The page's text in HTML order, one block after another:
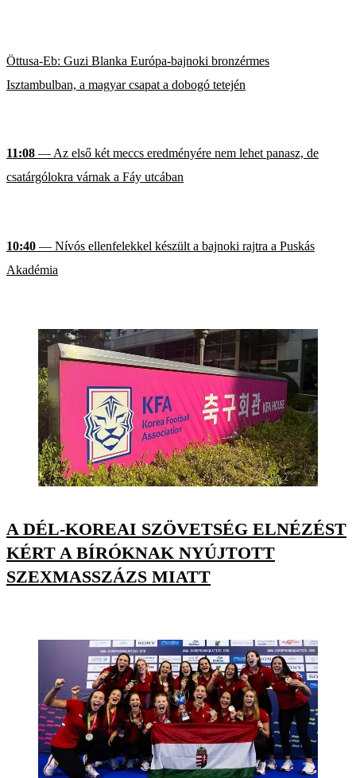
Öttusa-Eb: Guzi Blanka Európa-bajnoki bronzérmes
Isztambulban, a magyar csapat a dobogó tetején
11:08 — Az első két meccs eredményére nem lehet panasz, de
csatárgólokra várnak a Fáy utcában
10:40 — Nívós ellenfelekkel készült a bajnoki rajtra a Puskás
Akadémia
A DÉL-KOREAI SZÖVETSÉG ELNÉZÉST
KÉRT A BÍRÓKNAK NYÚJTOTT
SZEXMASSZÁZS MIATT